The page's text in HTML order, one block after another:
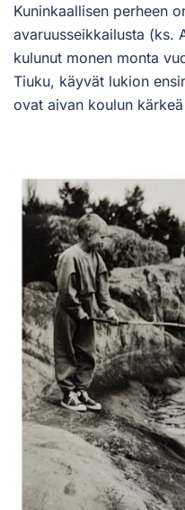
Kuninkaallisen perheen
avaruusseikkailusta (ks.
kulunut monen monta
Tiuku, käyvät lukion
ovat aivan koulun